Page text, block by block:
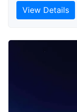
View Details